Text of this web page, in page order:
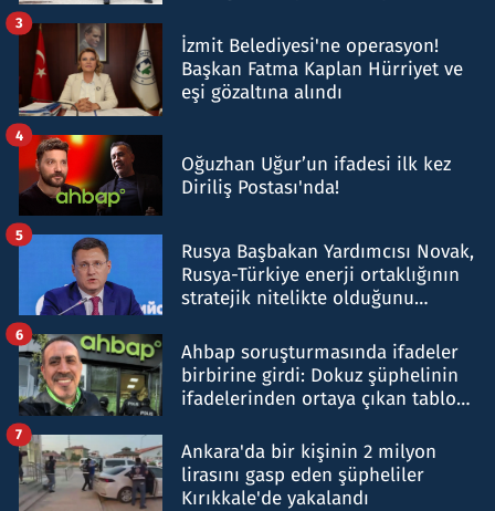
İzmit Belediyesi'ne operasyon!
Başkan Fatma Kaplan Hürriyet ve
eşi gözaltına alındı
3
Oğuzhan Uğur’un ifadesi ilk kez
Diriliş Postası'nda!
4
Rusya Başbakan Yardımcısı Novak,
Rusya-Türkiye enerji ortaklığının
stratejik nitelikte olduğunu
5
Ahbap soruşturmasında ifadeler
birbirine girdi: Dokuz şüphelinin
ifadelerinden ortaya çıkan tablo
6
Ankara'da bir kişinin 2 milyon
lirasını gasp eden şüpheliler
Kırıkkale'de yakalandı
7